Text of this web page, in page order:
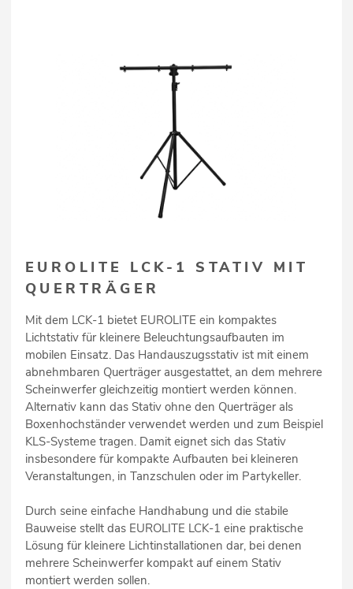
EUROLITE LCK-1 STATIV MIT
QUERTRÄGER
Mit dem LCK-1 bietet EUROLITE ein kompaktes
Lichtstativ für kleinere Beleuchtungsaufbauten im
mobilen Einsatz. Das Handauszugsstativ ist mit einem
abnehmbaren Querträger ausgestattet, an dem mehrere
Scheinwerfer gleichzeitig montiert werden können.
Alternativ kann das Stativ ohne den Querträger als
Boxenhochständer verwendet werden und zum Beispiel
KLS-Systeme tragen. Damit eignet sich das Stativ
insbesondere für kompakte Aufbauten bei kleineren
Veranstaltungen, in Tanzschulen oder im Partykeller.
Durch seine einfache Handhabung und die stabile
Bauweise stellt das EUROLITE LCK-1 eine praktische
Lösung für kleinere Lichtinstallationen dar, bei denen
mehrere Scheinwerfer kompakt auf einem Stativ
montiert werden sollen.